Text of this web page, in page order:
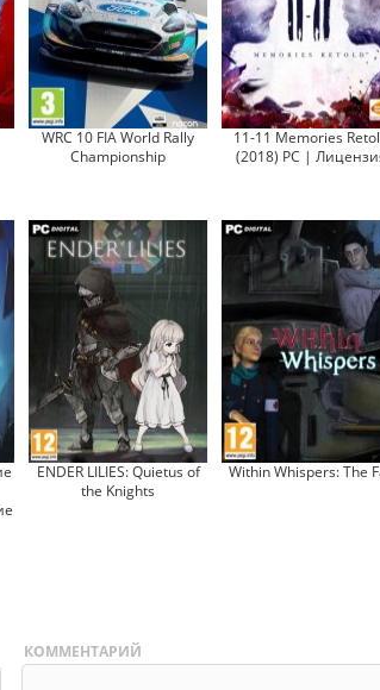
WRC 10 FIA World Rally
Championship
11-11 Memories
(2018) PC |
ENDER LILIES: Quietus of
the Knights
Within Whispers: The
КОММЕНТАРИЙ